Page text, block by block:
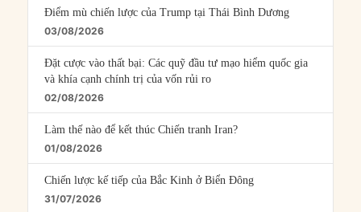
Điểm mù chiến lược của Trump tại Thái Bình Dương
03/08/2026
Đặt cược vào thất bại: Các quỹ đầu tư mạo hiểm quốc gia
và khía cạnh chính trị của vốn rủi ro
02/08/2026
Làm thế nào để kết thúc Chiến tranh Iran?
01/08/2026
Chiến lược kế tiếp của Bắc Kinh ở Biển Đông
31/07/2026